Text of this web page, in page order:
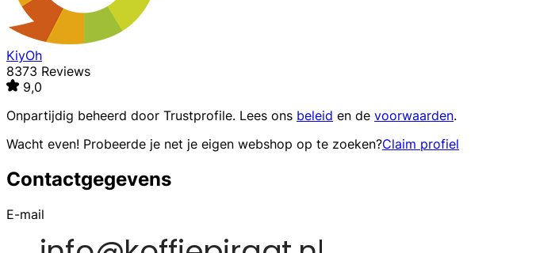
KiyOh
8373 Reviews
9,0
Onpartijdig beheerd door Trustprofile. Lees ons beleid en de voorwaarden.
Wacht even! Probeerde je net je eigen webshop op te zoeken?Claim profiel
Contactgegevens
E-mail